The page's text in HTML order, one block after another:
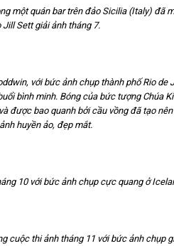
một quán bar trên đảo Sicilia (Italy) đã
Jill Sett giải ảnh tháng 7.
với bức ảnh chụp thành phố Rio de
bình minh. Bóng của bức tượng Chúa
được bao quanh bởi cầu vồng đã tạo
huyền ảo, đẹp mắt.
10 với bức ảnh chụp cực quang ở
cuộc thi ảnh tháng 11 với bức ảnh chụp